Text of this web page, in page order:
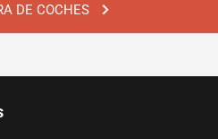
DE COCHES